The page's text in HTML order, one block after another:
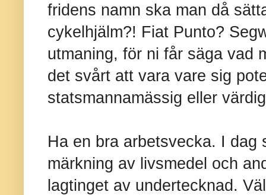
fridens namn ska man då
cykelhjälm?! Fiat Punto?
utmaning, för ni får säga vad
det svårt att vara vare sig
statsmannamässig eller
Ha en bra arbetsvecka. I dag
märkning av livsmedel och
lagtinget av undertecknad.